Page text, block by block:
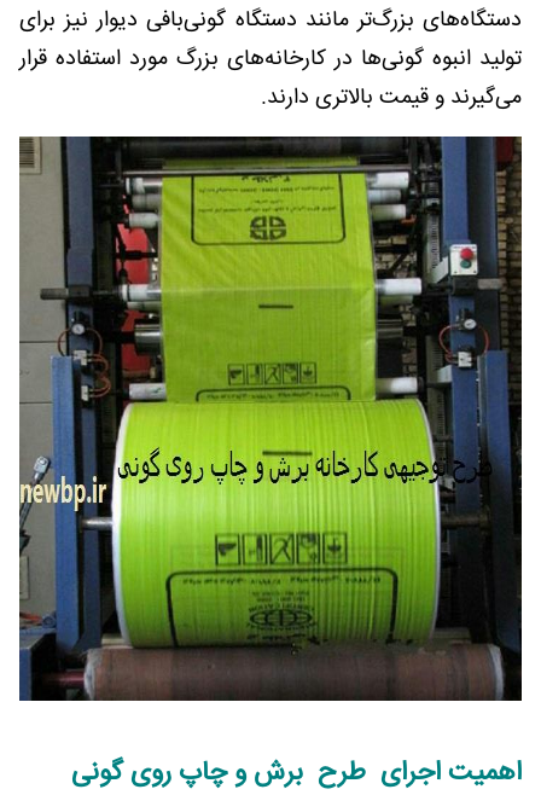
دستگاه‌های بزرگ‌تر مانند دستگاه گونی‌بافی دیوار نیز برای
تولید انبوه گونی‌ها در کارخانه‌های بزرگ مورد استفاده قرار
می‌گیرند و قیمت بالاتری دارند.
اهمیت اجرای طرح برش و چاپ روی گونی